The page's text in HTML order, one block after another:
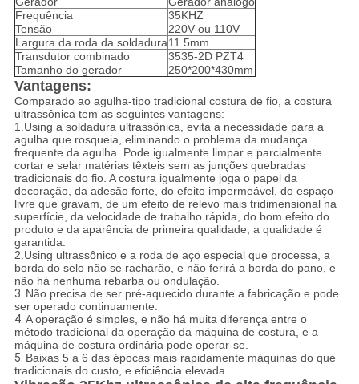
Frequência
35KHZ
Tensão
220V ou 110V
Largura da roda da soldadura11.5mm
Transdutor combinado
3535-2D PZT4
Tamanho do gerador
250*200*430mm
Vantagens:
Comparado ao agulha-tipo tradicional costura de fio, a costura
ultrassônica tem as seguintes vantagens:
1.Using a soldadura ultrassônica, evita a necessidade para a
agulha que rosqueia, eliminando o problema da mudança
frequente da agulha. Pode igualmente limpar e parcialmente
cortar e selar matérias têxteis sem as junções quebradas
tradicionais do fio. A costura igualmente joga o papel da
decoração, da adesão forte, do efeito impermeável, do espaço
livre que gravam, de um efeito de relevo mais tridimensional na
superfície, da velocidade de trabalho rápida, do bom efeito do
produto e da aparência de primeira qualidade; a qualidade é
garantida.
2.Using ultrassônico e a roda de aço especial que processa, a
borda do selo não se racharão, e não ferirá a borda do pano, e
não há nenhuma rebarba ou ondulação.
3. Não precisa de ser pré-aquecido durante a fabricação e pode
ser operado continuamente.
4. A operação é simples, e não há muita diferença entre o
método tradicional da operação da máquina de costura, e a
máquina de costura ordinária pode operar-se.
5. Baixas 5 a 6 das épocas mais rapidamente máquinas do que
tradicionais do custo, e eficiência elevada.